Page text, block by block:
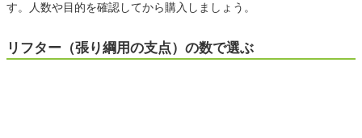
す。人数や目的を確認してから購入しましょう。
リフター（張り綱用の支点）の数で選ぶ